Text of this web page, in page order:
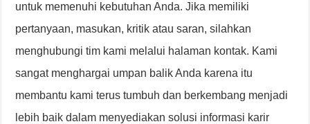
untuk memenuhi kebutuhan Anda. Jika memiliki
pertanyaan, masukan, kritik atau saran, silahkan
menghubungi tim kami melalui halaman kontak. Kami
sangat menghargai umpan balik Anda karena itu
membantu kami terus tumbuh dan berkembang menjadi
lebih baik dalam menyediakan solusi informasi karir